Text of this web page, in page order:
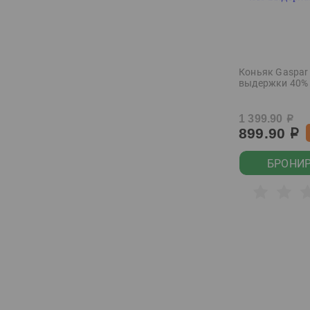
Коньяк Gaspar
выдержки 40%
1 399.90 р
899.90 р